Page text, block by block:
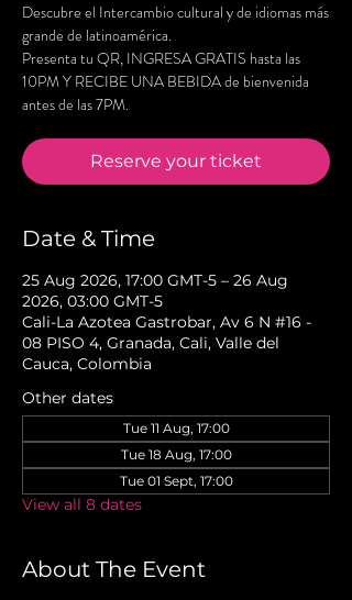
Descubre el Intercambio cultural y de idiomas más
grande de latinoamérica.
Presenta tu QR, INGRESA GRATIS hasta las
10PM Y RECIBE UNA BEBIDA de bienvenida
antes de las 7PM.
Reserve your ticket
Date & Time
25 Aug 2026, 17:00 GMT-5 – 26 Aug
2026, 03:00 GMT-5
Cali-La Azotea Gastrobar, Av 6 N #16 -
08 PISO 4, Granada, Cali, Valle del
Cauca, Colombia
Other dates
Tue 11 Aug, 17:00
Tue 18 Aug, 17:00
Tue 01 Sept, 17:00
View all 8 dates
About The Event